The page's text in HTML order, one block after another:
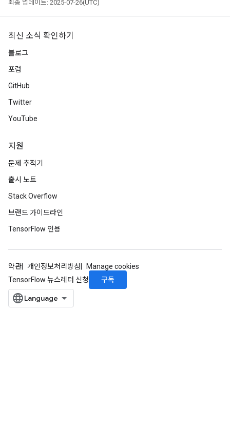
최종 업데이트: 2025-07-26(UTC)
최신 소식 확인하기
블로그
포럼
GitHub
Twitter
YouTube
지원
문제 추적기
출시 노트
Stack Overflow
브랜드 가이드라인
TensorFlow 인용
약관 개인정보처리방침
Manage cookies
TensorFlow 뉴스레터 신청
구독